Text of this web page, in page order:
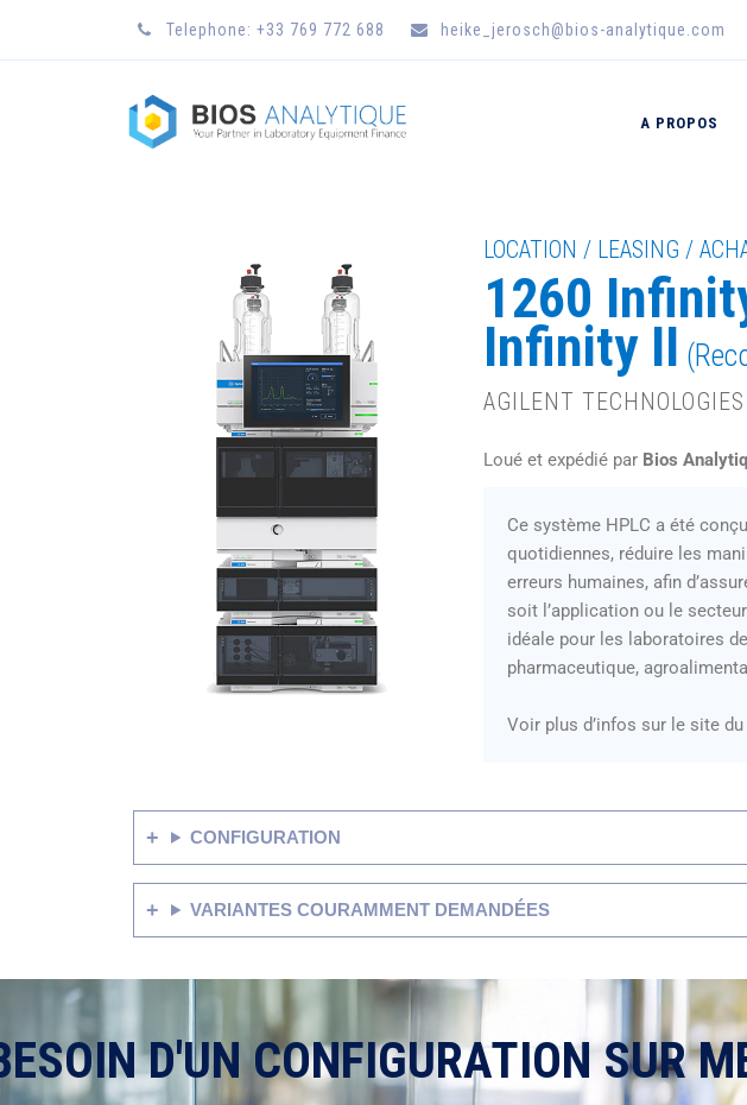
Telephone: +33 769 772 688 heike_jerosch@bios-analytique.com
A PROPOS
LOCATION / LEASING /
1260
Infinity II
AGILENT TECHNOLOGIES
Loué et expédié par Bios
Ce système HPLC a été
quotidiennes, réduire les
erreurs humaines, afin
soit l’application ou le
idéale pour les laboratoires
pharmaceutique,
Voir plus d’infos sur le site
CONFIGURATION
VARIANTES COURAMMENT DEMANDÉES
D'UN CONFIGURATION SUR